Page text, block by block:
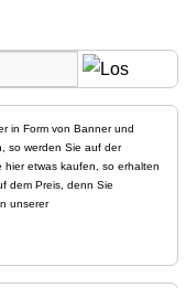
in Form von Banner und
so werden Sie auf der
etwas kaufen, so erhalten
dem Preis, denn Sie
unserer